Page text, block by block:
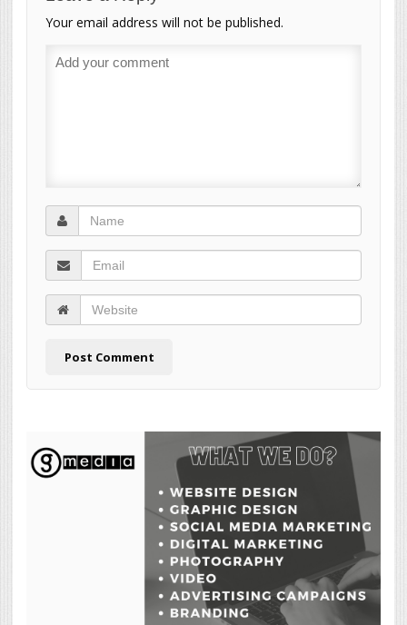
Your email address will not be published.